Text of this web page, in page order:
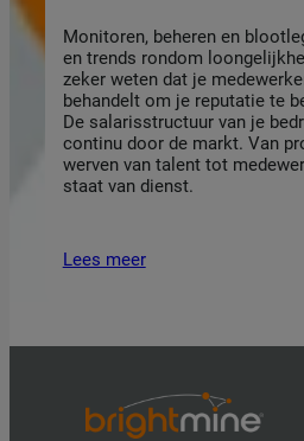
Monitoren, beheren en
en trends rondom
zeker weten dat je
behandelt om je reputatie te
De salarisstructuur van je
continu door de markt. Van
werven van talent tot
staat van dienst.
Lees meer